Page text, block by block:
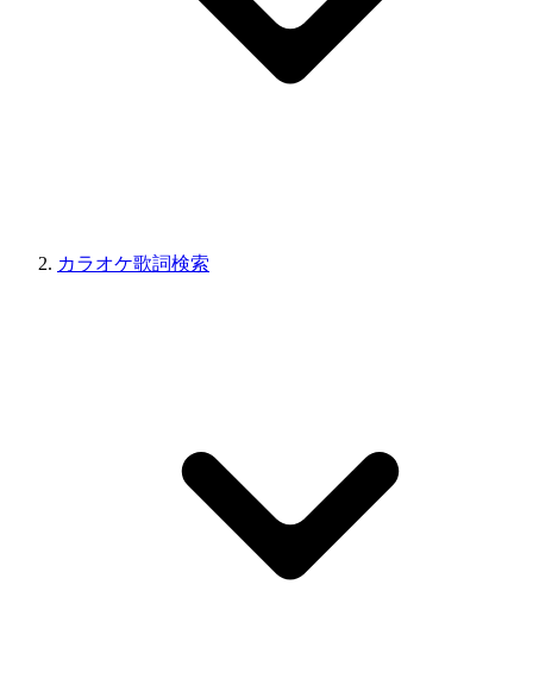
カラオケ歌詞検索